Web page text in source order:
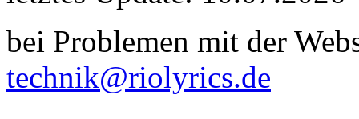
bei Problemen mit der
technik@riolyrics.de